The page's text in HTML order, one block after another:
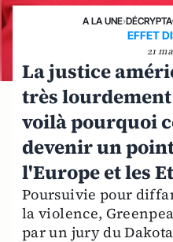
A LA UNE›
EFFET
21
La justice
très lourdement
voilà pourquoi
devenir un
l'Europe et les
Poursuivie pour
la violence,
par un jury du